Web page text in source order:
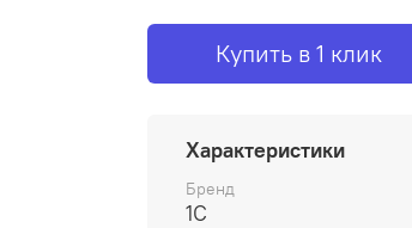
Купить в 1 клик
Характеристики
Бренд
1С